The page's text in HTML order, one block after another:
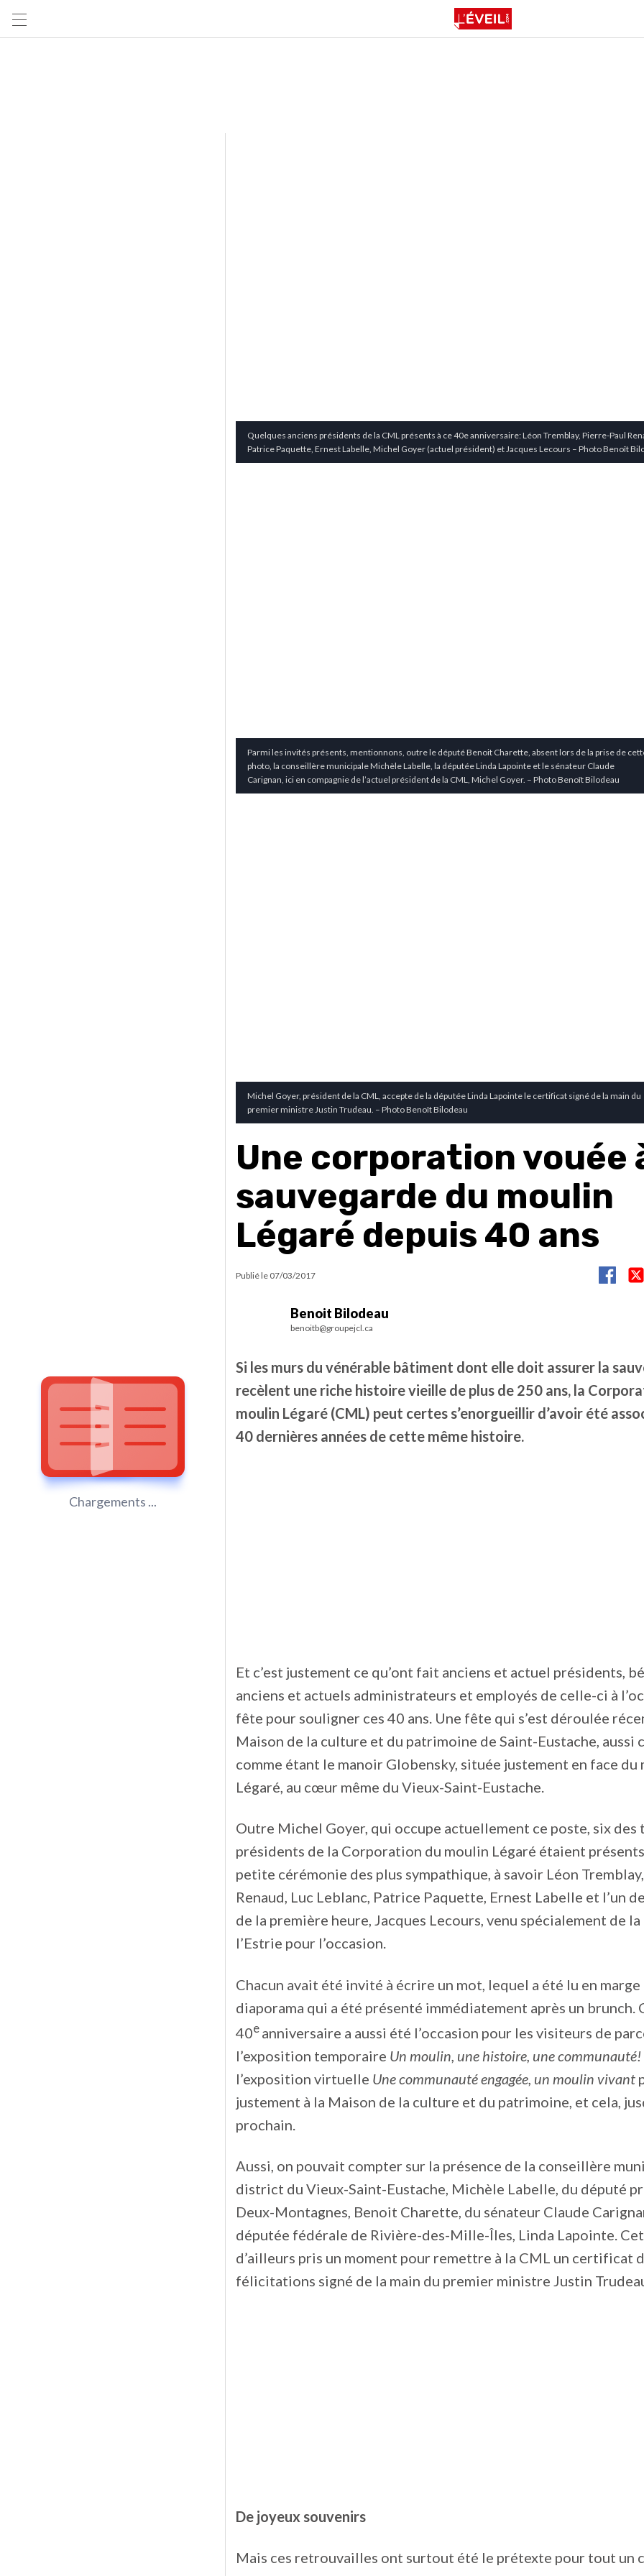
Chargements ...
Quelques anciens présidents de la CML présents à ce 40e anniversaire: Léon Tremblay, Pierre-Paul
Patrice Paquette, Ernest Labelle, Michel Goyer (actuel président) et Jacques Lecours – Photo Benoît
Parmi les invités présents, mentionnons, outre le député Benoit Charette, absent lors de la prise de
photo, la conseillère municipale Michèle Labelle, la députée Linda Lapointe et le sénateur Claude
Carignan, ici en compagnie de l’actuel président de la CML, Michel Goyer. – Photo Benoît Bilodeau
Michel Goyer, président de la CML, accepte de la députée Linda Lapointe le certificat signé de la main du
premier ministre Justin Trudeau. – Photo Benoît Bilodeau
Une corporation vouée
sauvegarde du moulin
Légaré depuis 40 ans
Publié le 07/03/2017
Benoit Bilodeau
benoitb@groupejcl.ca
Si les murs du vénérable bâtiment dont elle doit assurer la
recèlent une riche histoire vieille de plus de 250 ans, la
moulin Légaré (CML) peut certes s’enorgueillir d’avoir été
40 dernières années de cette même histoire.
Et c’est justement ce qu’ont fait anciens et actuel présidents,
anciens et actuels administrateurs et employés de celle-ci à
fête pour souligner ces 40 ans. Une fête qui s’est déroulée
Maison de la culture et du patrimoine de Saint-Eustache, aussi
comme étant le manoir Globensky, située justement en face du
Légaré, au cœur même du Vieux-Saint-Eustache.
Outre Michel Goyer, qui occupe actuellement ce poste, six des
présidents de la Corporation du moulin Légaré étaient
petite cérémonie des plus sympathique, à savoir Léon
Renaud, Luc Leblanc, Patrice Paquette, Ernest Labelle et l’un
de la première heure, Jacques Lecours, venu spécialement de
l’Estrie pour l’occasion.
Chacun avait été invité à écrire un mot, lequel a été lu en marge
diaporama qui a été présenté immédiatement après un brunch.
40e anniversaire a aussi été l’occasion pour les visiteurs de
l’exposition temporaire Un moulin, une histoire, une communauté!
l’exposition virtuelle Une communauté engagée, un moulin vivant
justement à la Maison de la culture et du patrimoine, et cela,
prochain.
Aussi, on pouvait compter sur la présence de la conseillère
district du Vieux-Saint-Eustache, Michèle Labelle, du député
Deux-Montagnes, Benoit Charette, du sénateur Claude
députée fédérale de Rivière-des-Mille-Îles, Linda Lapointe.
d’ailleurs pris un moment pour remettre à la CML un certificat
félicitations signé de la main du premier ministre Justin
De joyeux souvenirs
Mais ces retrouvailles ont surtout été le prétexte pour tout un